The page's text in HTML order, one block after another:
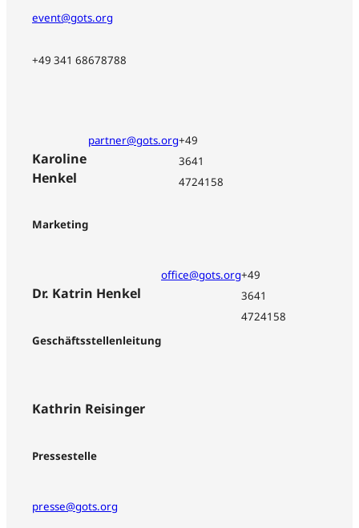
event@gots.org
+49 341 68678788
Karoline
Henkel
Marketing
partner@gots.org+49
3641
4724158
Dr. Katrin Henkel
Geschäftsstellenleitung
office@gots.org+49
3641
4724158
Kathrin Reisinger
Pressestelle
presse@gots.org